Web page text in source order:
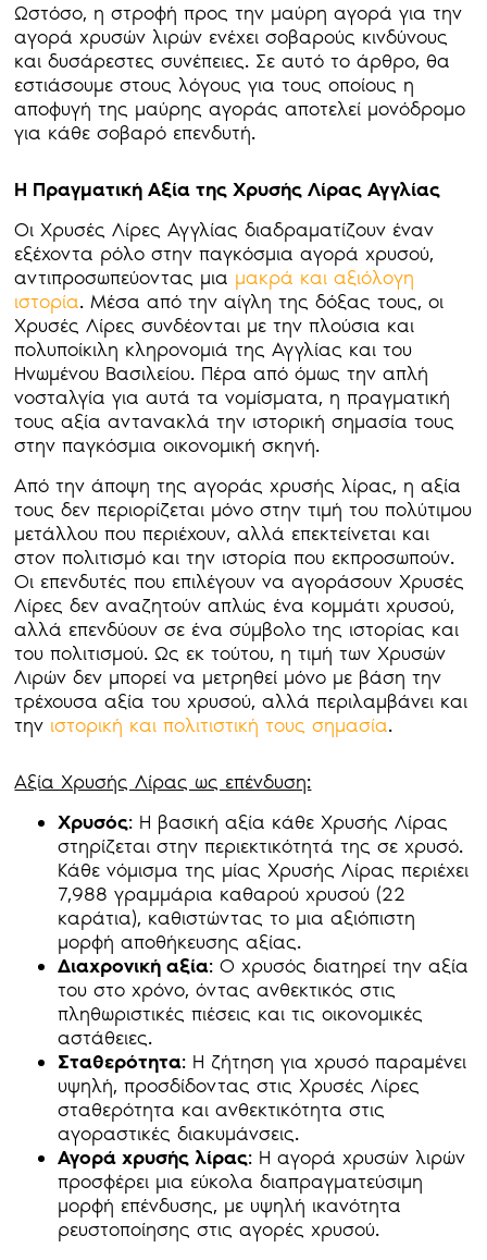
Ωστόσο, η στροφή προς την μαύρη αγορά για την
αγορά χρυσών λιρών ενέχει σοβαρούς κινδύνους
και δυσάρεστες συνέπειες. Σε αυτό το άρθρο, θα
εστιάσουμε στους λόγους για τους οποίους η
αποφυγή της μαύρης αγοράς αποτελεί μονόδρομο
για κάθε σοβαρό επενδυτή.
Η Πραγματική Αξία της Χρυσής Λίρας Αγγλίας
Οι Χρυσές Λίρες Αγγλίας διαδραματίζουν έναν
εξέχοντα ρόλο στην παγκόσμια αγορά χρυσού,
αντιπροσωπεύοντας μια μακρά και αξιόλογη
ιστορία. Μέσα από την αίγλη της δόξας τους, οι
Χρυσές Λίρες συνδέονται με την πλούσια και
πολυποίκιλη κληρονομιά της Αγγλίας και του
Ηνωμένου Βασιλείου. Πέρα από όμως την απλή
νοσταλγία για αυτά τα νομίσματα, η πραγματική
τους αξία αντανακλά την ιστορική σημασία τους
στην παγκόσμια οικονομική σκηνή.
Από την άποψη της αγοράς χρυσής λίρας, η αξία
τους δεν περιορίζεται μόνο στην τιμή του πολύτιμου
μετάλλου που περιέχουν, αλλά επεκτείνεται και
στον πολιτισμό και την ιστορία που εκπροσωπούν.
Οι επενδυτές που επιλέγουν να αγοράσουν Χρυσές
Λίρες δεν αναζητούν απλώς ένα κομμάτι χρυσού,
αλλά επενδύουν σε ένα σύμβολο της ιστορίας και
του πολιτισμού. Ως εκ τούτου, η τιμή των Χρυσών
Λιρών δεν μπορεί να μετρηθεί μόνο με βάση την
τρέχουσα αξία του χρυσού, αλλά περιλαμβάνει και
την ιστορική και πολιτιστική τους σημασία.
Αξία Χρυσής Λίρας ως επένδυση:
Χρυσός: Η βασική αξία κάθε Χρυσής Λίρας
στηρίζεται στην περιεκτικότητά της σε χρυσό.
Κάθε νόμισμα της μίας Χρυσής Λίρας περιέχει
7,988 γραμμάρια καθαρού χρυσού (22
καράτια), καθιστώντας το μια αξιόπιστη
μορφή αποθήκευσης αξίας.
Διαχρονική αξία: Ο χρυσός διατηρεί την αξία
του στο χρόνο, όντας ανθεκτικός στις
πληθωριστικές πιέσεις και τις οικονομικές
αστάθειες.
Σταθερότητα: Η ζήτηση για χρυσό παραμένει
υψηλή, προσδίδοντας στις Χρυσές Λίρες
σταθερότητα και ανθεκτικότητα στις
αγοραστικές διακυμάνσεις.
Αγορά χρυσής λίρας: Η αγορά χρυσών λιρών
προσφέρει μια εύκολα διαπραγματεύσιμη
μορφή επένδυσης, με υψηλή ικανότητα
ρευστοποίησης στις αγορές χρυσού.